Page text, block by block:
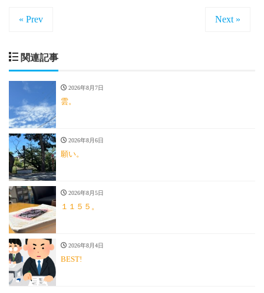
« Prev Next »
関連記事
2026年8月7日
雲。
2026年8月6日
願い。
2026年8月5日
１１５５。
2026年8月4日
BEST!